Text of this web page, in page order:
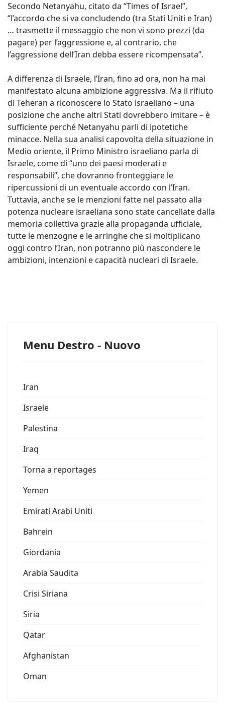
Secondo Netanyahu, citato da “Times of Israel”,
“l’accordo che si va concludendo (tra Stati Uniti e Iran)
… trasmette il messaggio che non vi sono prezzi (da
pagare) per l’aggressione e, al contrario, che
l’aggressione dell’Iran debba essere ricompensata”.
A differenza di Israele, l’Iran, fino ad ora, non ha mai
manifestato alcuna ambizione aggressiva. Ma il rifiuto
di Teheran a riconoscere lo Stato israeliano – una
posizione che anche altri Stati dovrebbero imitare – è
sufficiente perché Netanyahu parli di ipotetiche
minacce. Nella sua analisi capovolta della situazione in
Medio oriente, il Primo Ministro israeliano parla di
Israele, come di “uno dei paesi moderati e
responsabili”, che dovranno fronteggiare le
ripercussioni di un eventuale accordo con l’Iran.
Tuttavia, anche se le menzioni fatte nel passato alla
potenza nucleare israeliana sono state cancellate dalla
memoria collettiva grazie alla propaganda ufficiale,
tutte le menzogne e le arringhe che si moltiplicano
oggi contro l’Iran, non potranno più nascondere le
ambizioni, intenzioni e capacità nucleari di Israele.
Menu Destro - Nuovo
Iran
Israele
Palestina
Iraq
Torna a reportages
Yemen
Emirati Arabi Uniti
Bahrein
Giordania
Arabia Saudita
Crisi Siriana
Siria
Qatar
Afghanistan
Oman